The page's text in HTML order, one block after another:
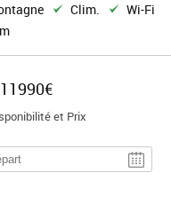
Clim.
Wi-Fi
et Prix